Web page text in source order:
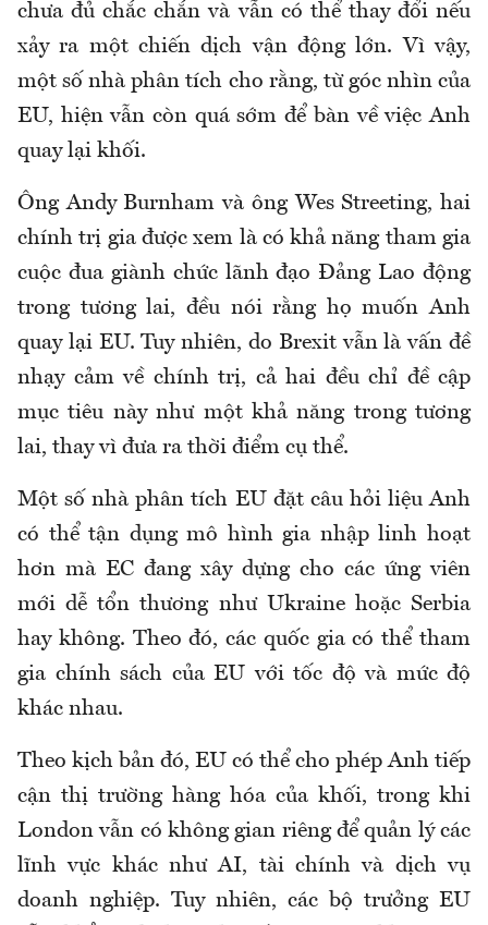
chưa đủ chắc chắn và vẫn có thể thay đổi nếu
xảy ra một chiến dịch vận động lớn. Vì vậy,
một số nhà phân tích cho rằng, từ góc nhìn của
EU, hiện vẫn còn quá sớm để bàn về việc Anh
quay lại khối.
Ông Andy Burnham và ông Wes Streeting, hai
chính trị gia được xem là có khả năng tham gia
cuộc đua giành chức lãnh đạo Đảng Lao động
trong tương lai, đều nói rằng họ muốn Anh
quay lại EU. Tuy nhiên, do Brexit vẫn là vấn đề
nhạy cảm về chính trị, cả hai đều chỉ đề cập
mục tiêu này như một khả năng trong tương
lai, thay vì đưa ra thời điểm cụ thể.
Một số nhà phân tích EU đặt câu hỏi liệu Anh
có thể tận dụng mô hình gia nhập linh hoạt
hơn mà EC đang xây dựng cho các ứng viên
mới dễ tổn thương như Ukraine hoặc Serbia
hay không. Theo đó, các quốc gia có thể tham
gia chính sách của EU với tốc độ và mức độ
khác nhau.
Theo kịch bản đó, EU có thể cho phép Anh tiếp
cận thị trường hàng hóa của khối, trong khi
London vẫn có không gian riêng để quản lý các
lĩnh vực khác như AI, tài chính và dịch vụ
doanh nghiệp. Tuy nhiên, các bộ trưởng EU